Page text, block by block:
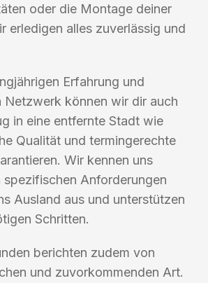
oder die Montage deiner
erledigen alles zuverlässig und
Erfahrung und
Netzwerk können wir dir auch
in eine entfernte Stadt wie
Qualität und termingerechte
Wir kennen uns
spezifischen Anforderungen
Ausland aus und unterstützen
Schritten.
berichten zudem von
und zuvorkommenden Art.